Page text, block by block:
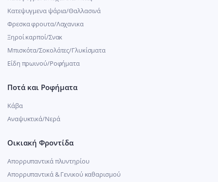
Κατεψυγμενα ψάρια/Θαλλασινά
Φρεσκα φρουτα/Λαχανικα
Ξηροί καρποί/Σνακ
Μπισκότα/Σοκολάτες/Γλυκίσματα
Είδη πρωινού/Ροφήματα
Ποτά και Ροφήματα
Κάβα
Αναψυκτικά/Νερά
Οικιακή Φροντίδα
Απορρυπαντικά πλυντηρίου
Απορρυπαντικά & Γενικού καθαρισμού